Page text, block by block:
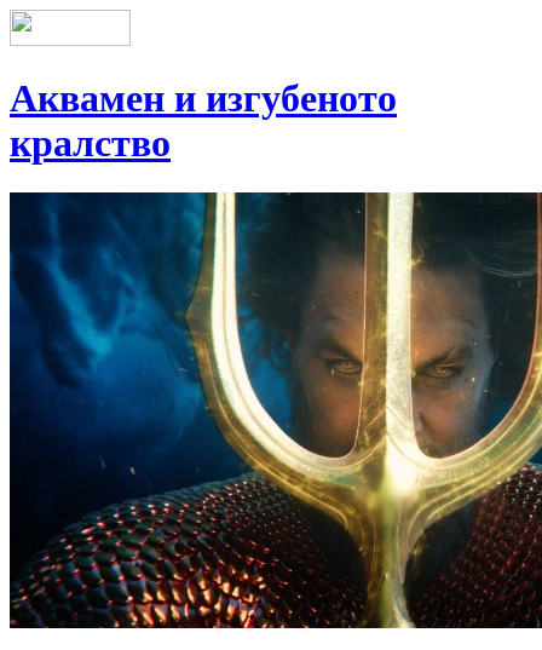
Аквамен и изгубеното
кралство